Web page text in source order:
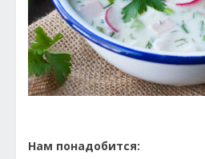
Нам понадобится: